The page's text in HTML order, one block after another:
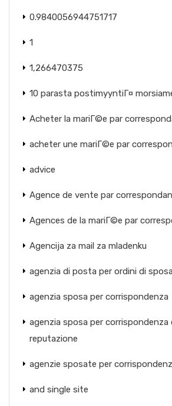
0.9840056944751717
1
1,266470375
10 parasta postimyyntiГ¤
Acheter la mariГ©e par
acheter une mariГ©e par
advice
Agence de vente par
Agences de la mariГ©e par
Agencija za mail za mladenku
agenzia di posta per ordini di sposa
agenzia sposa per corrispondenza
agenzia sposa per corrispondenza
reputazione
agenzie sposate per
and single site